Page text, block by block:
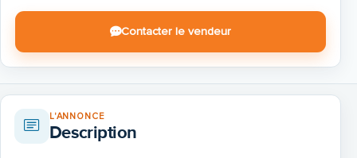
Contacter le vendeur
L'ANNONCE
Description